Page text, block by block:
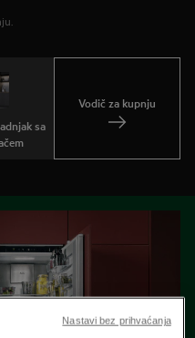
sa
Vodič za kupnju
Nastavi bez prihvaćanja